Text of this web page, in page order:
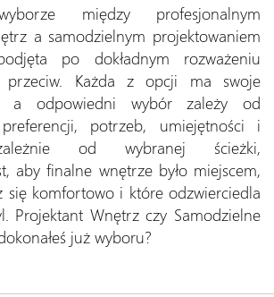
między profesjonalnym
a samodzielnym projektowaniem
po dokładnym rozważeniu
przeciw. Każda z opcji ma swoje
a odpowiedni wybór zależy od
potrzeb, umiejętności i
od wybranej ścieżki,
aby finalne wnętrze było miejscem,
się komfortowo i które odzwierciedla
Projektant Wnętrz czy Samodzielne
już wyboru?